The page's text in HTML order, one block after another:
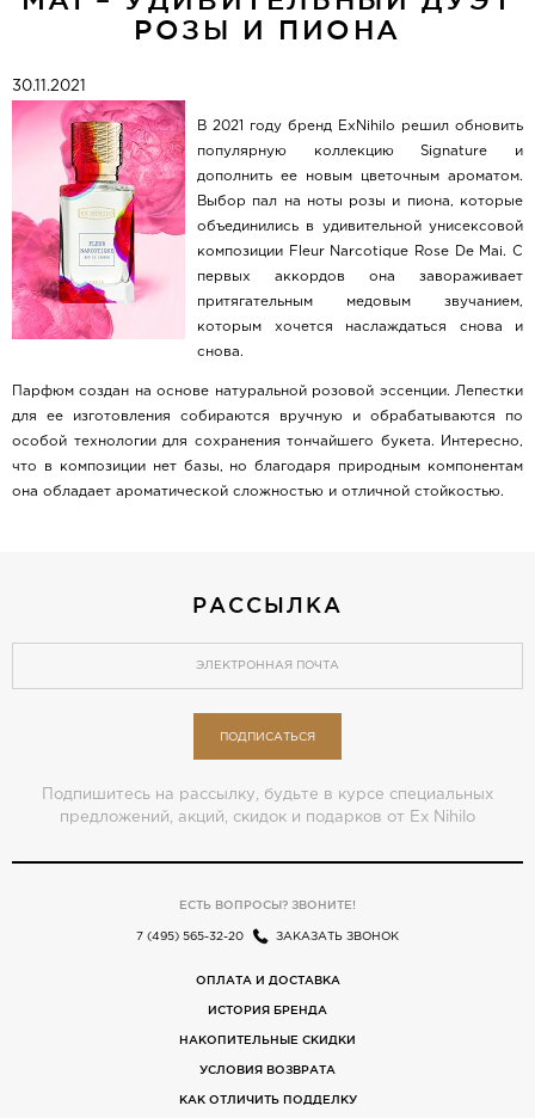
РОЗЫ И ПИОНА
30.11.2021
В 2021 году бренд ExNihilo решил обновить
популярную коллекцию Signature и
дополнить ее новым цветочным ароматом.
Выбор пал на ноты розы и пиона, которые
объединились в удивительной унисексовой
композиции Fleur Narcotique Rose De Mai. С
первых аккордов она завораживает
притягательным медовым звучанием,
которым хочется наслаждаться снова и
снова.
Парфюм создан на основе натуральной розовой эссенции. Лепестки
для ее изготовления собираются вручную и обрабатываются по
особой технологии для сохранения тончайшего букета. Интересно,
что в композиции нет базы, но благодаря природным компонентам
она обладает ароматической сложностью и отличной стойкостью.
РАССЫЛКА
ПОДПИСАТЬСЯ
Подпишитесь на рассылку, будьте в курсе специальных
предложений, акций, скидок и подарков от Ex Nihilo
ЕСТЬ ВОПРОСЫ? ЗВОНИТЕ!
7 (495) 565-32-20 ЗАКАЗАТЬ ЗВОНОК
ОПЛАТА И ДОСТАВКА
ИСТОРИЯ БРЕНДА
НАКОПИТЕЛЬНЫЕ СКИДКИ
УСЛОВИЯ ВОЗВРАТА
КАК ОТЛИЧИТЬ ПОДДЕЛКУ